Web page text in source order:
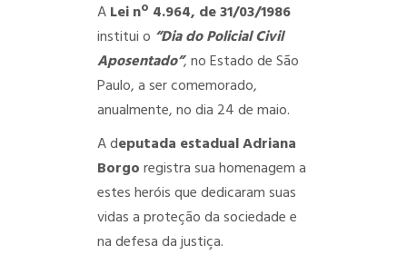
ALei nº 4.964, de 31/03/1986
institui o “Dia do Policial Civil
Aposentado”, no Estado de São
Paulo, a ser comemorado,
anualmente, no dia 24 de maio.
A deputada estadual Adriana
Borgoregistra sua homenagem a
estes heróis que dedicaram suas
vidas a proteção da sociedade e
na defesa da justiça.